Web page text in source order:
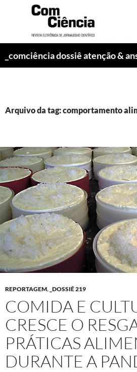
_comciência dossiê atenção &
Arquivo da tag: comportamento
REPORTAGEM, _DOSSIÊ 219
COMIDA E
CRESCE O
PRÁTICAS
DURANTE A